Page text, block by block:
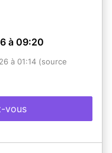
à 09:20
à 01:14 (source
vous